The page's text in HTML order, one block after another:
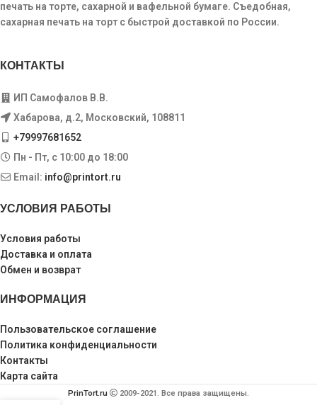
печать на торте, сахарной и вафельной бумаге. Съедобная,
сахарная печать на торт с быстрой доставкой по России.
КОНТАКТЫ
ИП Самофалов В.В.
Хабарова, д.2, Московский, 108811
+79997681652
Пн - Пт, с 10:00 до 18:00
Email: info@printort.ru
УСЛОВИЯ РАБОТЫ
Условия работы
Доставка и оплата
Обмен и возврат
ИНФОРМАЦИЯ
Пользовательское соглашение
Политика конфиденциальности
Контакты
Карта сайта
PrinTort.ru 2009-2021. Все права защищены.